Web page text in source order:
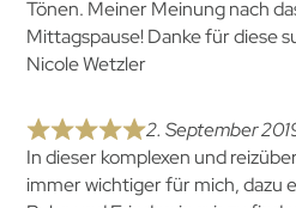
Tönen. Meiner Meinung nach
Mittagspause! Danke für diese
Nicole Wetzler
2. September
In dieser komplexen und
immer wichtiger für mich, dazu